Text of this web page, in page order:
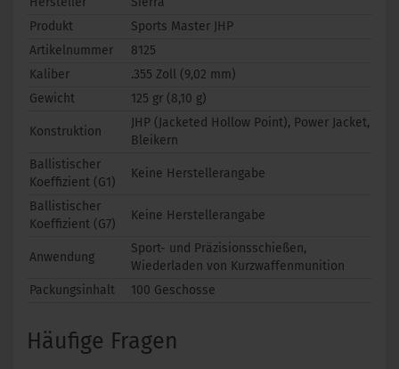
Produkt
Sports Master JHP
Artikelnummer
8125
Kaliber
.355 Zoll (9,02 mm)
Gewicht
125 gr (8,10 g)
Konstruktion
JHP (Jacketed Hollow Point), Power Jacket,
Bleikern
Ballistischer
Koeffizient (G1)
Keine Herstellerangabe
Ballistischer
Koeffizient (G7)
Keine Herstellerangabe
Anwendung
Sport- und Präzisionsschießen,
Wiederladen von Kurzwaffenmunition
Packungsinhalt
100 Geschosse
Häufige Fragen